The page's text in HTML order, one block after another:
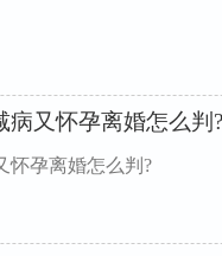
病又怀孕离婚怎么判?
怀孕离婚怎么判?